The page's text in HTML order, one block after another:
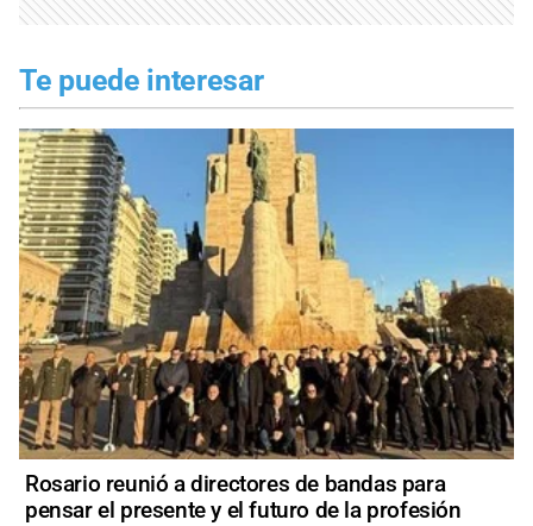
Te puede interesar
Rosario reunió a directores de bandas para
pensar el presente y el futuro de la profesión